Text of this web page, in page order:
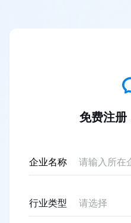
免费注册
企业名称
行业类型 请选择